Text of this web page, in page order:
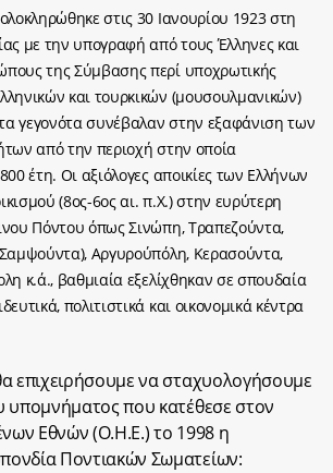
στις 30 Ιανουρίου 1923 στη
με την υπογραφή από τους Έλληνες και
της Σύμβασης περί υποχρωτικής
και τουρκικών (μουσουλμανικών)
γεγονότα συνέβαλαν στην εξαφάνιση των
από την περιοχή στην οποία
έτη. Οι αξιόλογες αποικίες των Ελλήνων
(8ος-6οςαι. π.Χ.) στην ευρύτερη
Πόντου όπως Σινώπη, Τραπεζούντα,
Αργυρούπόλη, Κερασούντα,
κ.ά., βαθμιαία εξελίχθηκαν σε σπουδαία
πολιτιστικά και οικονομικά κέντρα
επιχειρήσουμε να σταχυολογήσουμε
υπομνήματος που κατέθεσε στον
Εθνών (Ο.Η.Ε.) το 1998 η
Ποντιακών Σωματείων: